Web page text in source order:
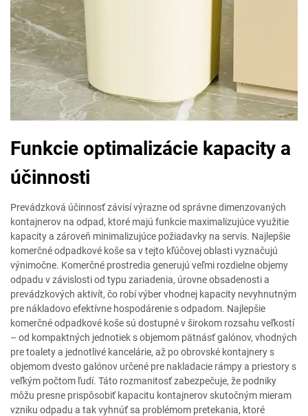
Funkcie optimalizácie kapacity a
účinnosti
Prevádzková účinnosť závisí výrazne od správne dimenzovaných
kontajnerov na odpad, ktoré majú funkcie maximalizujúce využitie
kapacity a zároveň minimalizujúce požiadavky na servis. Najlepšie
komerčné odpadkové koše sa v tejto kľúčovej oblasti vyznačujú
výnimočne. Komerčné prostredia generujú veľmi rozdielne objemy
odpadu v závislosti od typu zariadenia, úrovne obsadenosti a
prevádzkových aktivít, čo robí výber vhodnej kapacity nevyhnutným
pre nákladovo efektívne hospodárenie s odpadom. Najlepšie
komerčné odpadkové koše sú dostupné v širokom rozsahu veľkostí
– od kompaktných jednotiek s objemom pätnásť galónov, vhodných
pre toalety a jednotlivé kancelárie, až po obrovské kontajnery s
objemom dvesto galónov určené pre nakladacie rámpy a priestory s
veľkým počtom ľudí. Táto rozmanitosť zabezpečuje, že podniky
môžu presne prispôsobiť kapacitu kontajnerov skutočným mieram
vzniku odpadu a tak vyhnúť sa problémom pretekania, ktoré